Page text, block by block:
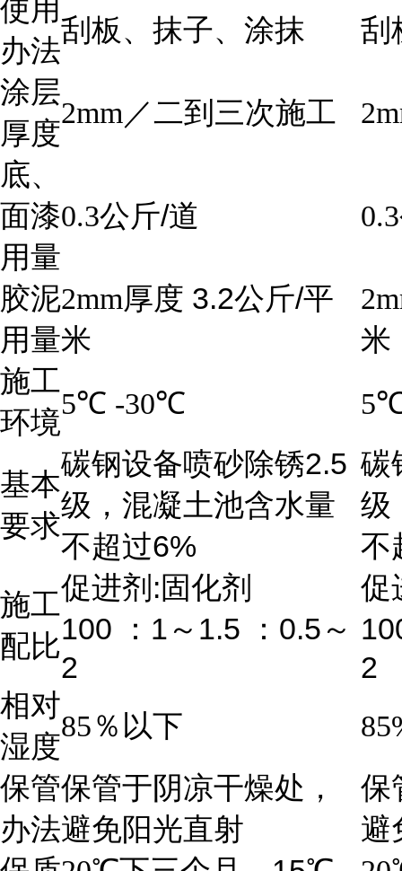
使用
办法
刮板、抹子、涂抹
刮
涂层
厚度
2mm ／二到三次施工
底、
面漆
用量
0.3公斤/道 0.3
胶泥
用量
2mm厚度 3.2公斤/平
米
米
施工
环境
5℃ -30℃ 5
基本
要求
碳钢设备喷砂除锈2.5
级，混凝土池含水量
不超过6%
碳
级
不
施工
配比
促进剂 :固化剂
100 ： 1 ～ 1.5 ： 0.5 ～
2
促
2
相对
湿度
85％以下
保管
办法
保管于阴凉干燥处，
避免阳光直射
保
避